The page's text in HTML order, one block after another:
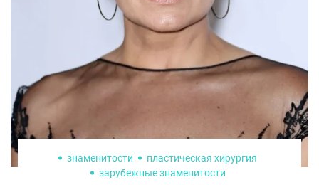
программу ухода, чтобы она оставалась
здоровой и красивой до самой весны.
знаменитости
пластическая хирургия
зарубежные знаменитости